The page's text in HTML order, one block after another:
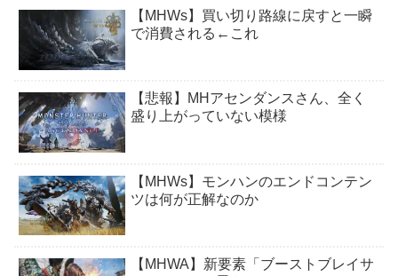
【MHWs】買い切り路線に戻すと一瞬
で消費される←これ
【悲報】MHアセンダンスさん、全く
盛り上がっていない模様
【MHWs】モンハンのエンドコンテン
ツは何が正解なのか
【MHWA】新要素「ブーストブレイサ